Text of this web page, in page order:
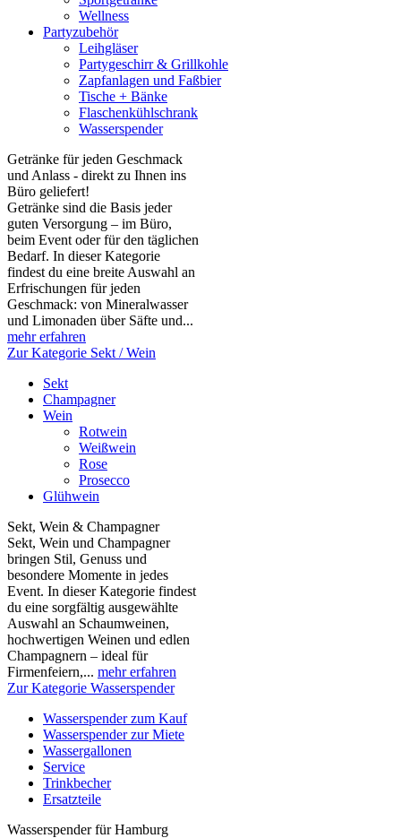
Wellness
Partyzubehör
Leihgläser
Partygeschirr & Grillkohle
Zapfanlagen und Faßbier
Tische + Bänke
Flaschenkühlschrank
Wasserspender
Getränke für jeden Geschmack
und Anlass - direkt zu Ihnen ins
Büro geliefert!
Getränke sind die Basis jeder
guten Versorgung – im Büro,
beim Event oder für den täglichen
Bedarf. In dieser Kategorie
findest du eine breite Auswahl an
Erfrischungen für jeden
Geschmack: von Mineralwasser
und Limonaden über Säfte und...
mehr erfahren
Zur Kategorie Sekt / Wein
Sekt
Champagner
Wein
Rotwein
Weißwein
Rose
Prosecco
Glühwein
Sekt, Wein & Champagner
Sekt, Wein und Champagner
bringen Stil, Genuss und
besondere Momente in jedes
Event. In dieser Kategorie findest
du eine sorgfältig ausgewählte
Auswahl an Schaumweinen,
hochwertigen Weinen und edlen
Champagnern – ideal für
Firmenfeiern,... mehr erfahren
Zur Kategorie Wasserspender
Wasserspender zum Kauf
Wasserspender zur Miete
Wassergallonen
Service
Trinkbecher
Ersatzteile
Wasserspender für Hamburg